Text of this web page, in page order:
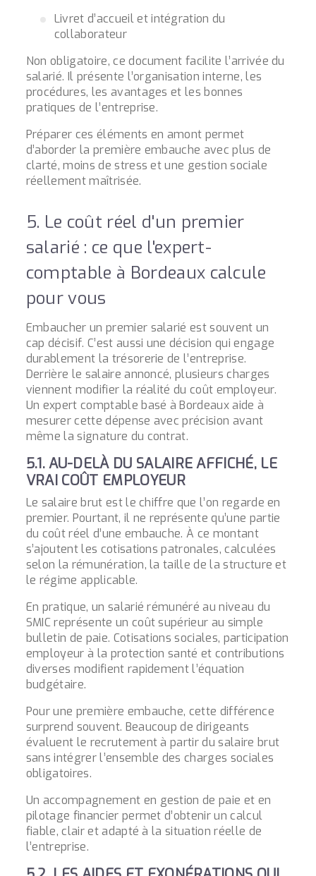
Livret d’accueil et intégration du
collaborateur
Non obligatoire, ce document facilite l’arrivée du
salarié. Il présente l’organisation interne, les
procédures, les avantages et les bonnes
pratiques de l’entreprise.
Préparer ces éléments en amont permet
d’aborder la première embauche avec plus de
clarté, moins de stress et une gestion sociale
réellement maîtrisée.
5. Le coût réel d'un premier
salarié : ce que l'expert-
comptable à Bordeaux calcule
pour vous
Embaucher un premier salarié est souvent un
cap décisif. C’est aussi une décision qui engage
durablement la trésorerie de l’entreprise.
Derrière le salaire annoncé, plusieurs charges
viennent modifier la réalité du coût employeur.
Un expert comptable basé à Bordeaux aide à
mesurer cette dépense avec précision avant
même la signature du contrat.
5.1. AU-DELÀ DU SALAIRE AFFICHÉ, LE
VRAI COÛT EMPLOYEUR
Le salaire brut est le chiffre que l’on regarde en
premier. Pourtant, il ne représente qu’une partie
du coût réel d’une embauche. À ce montant
s’ajoutent les cotisations patronales, calculées
selon la rémunération, la taille de la structure et
le régime applicable.
En pratique, un salarié rémunéré au niveau du
SMIC représente un coût supérieur au simple
bulletin de paie. Cotisations sociales, participation
employeur à la protection santé et contributions
diverses modifient rapidement l’équation
budgétaire.
Pour une première embauche, cette différence
surprend souvent. Beaucoup de dirigeants
évaluent le recrutement à partir du salaire brut
sans intégrer l’ensemble des charges sociales
obligatoires.
Un accompagnement en gestion de paie et en
pilotage financier permet d’obtenir un calcul
fiable, clair et adapté à la situation réelle de
l’entreprise.